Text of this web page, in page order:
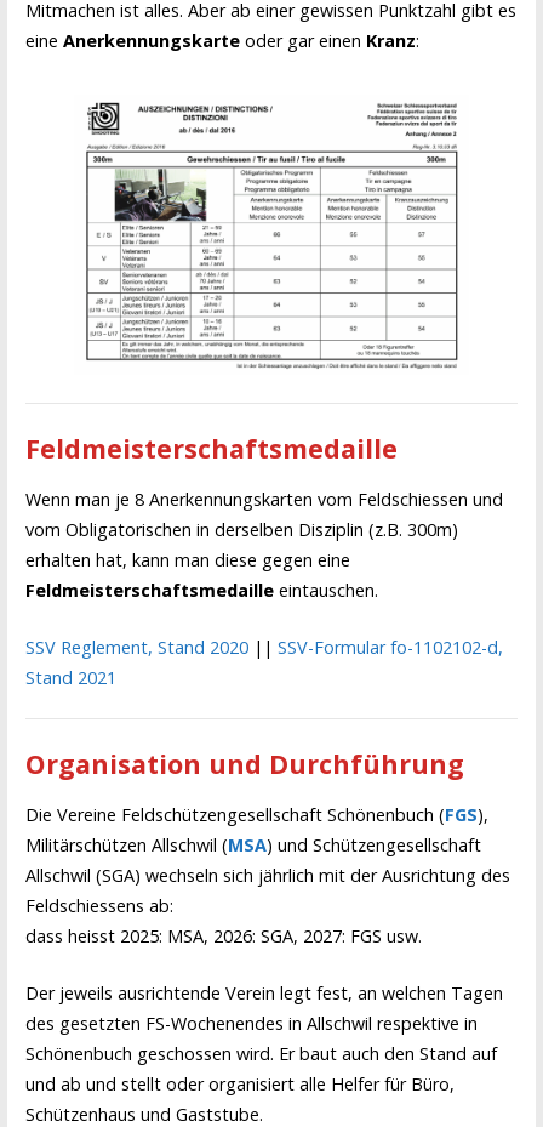
Mitmachen ist alles. Aber ab einer gewissen Punktzahl gibt es
eine Anerkennungskarteoder gar einen Kranz:
Feldmeisterschaftsmedaille
Wenn man je 8 Anerkennungskarten vom Feldschiessen und
vom Obligatorischen in derselben Disziplin (z.B. 300m)
erhalten hat, kann man diese gegen eine
Feldmeisterschaftsmedailleeintauschen.
SSV Reglement, Stand 2020|| SSV-Formular fo-1102102-d,
Stand 2021
Organisation und Durchführung
Die Vereine Feldschützengesellschaft Schönenbuch (FGS),
Militärschützen Allschwil (MSA) und Schützengesellschaft
Allschwil (SGA) wechseln sich jährlich mit der Ausrichtung des
Feldschiessens ab:
dass heisst 2025: MSA, 2026: SGA, 2027: FGS usw.
Der jeweils ausrichtende Verein legt fest, an welchen Tagen
des gesetzten FS-Wochenendes in Allschwil respektive in
Schönenbuch geschossen wird. Er baut auch den Stand auf
und ab und stellt oder organisiert alle Helfer für Büro,
Schützenhaus und Gaststube.